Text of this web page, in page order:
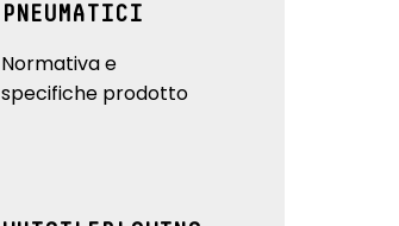
PNEUMATICI
Normativa e
specifiche prodotto